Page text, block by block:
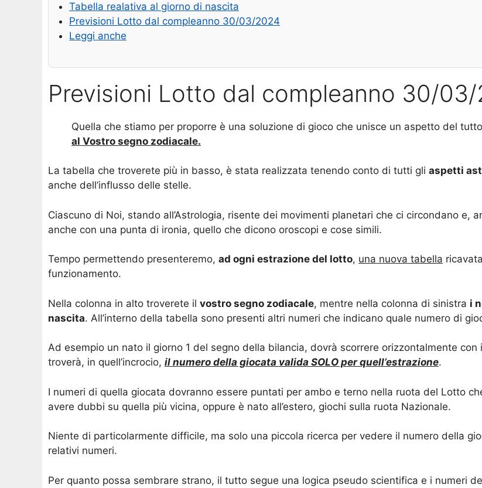
Tabella realativa al giorno di nascita
Previsioni Lotto dal compleanno 30/03/2024
Leggi anche
Previsioni Lotto dal compleanno 30/
Quella che stiamo per proporre è una soluzione di gioco che unisce un aspetto del
al Vostro segno zodiacale.
La tabella che troverete più in basso, è stata realizzata tenendo conto di tutti gli aspetti
anche dell’influsso delle stelle.
Ciascuno di Noi, stando all’Astrologia, risente dei movimenti planetari che ci circondano e,
anche con una punta di ironia, quello che dicono oroscopi e cose simili.
Tempo permettendo presenteremo, ad ogni estrazione del lotto, una nuova tabella
funzionamento.
Nella colonna in alto troverete il vostro segno zodiacale, mentre nella colonna di sinistra i
nascita. All’interno della tabella sono presenti altri numeri che indicano quale numero di
Ad esempio un nato il giorno 1 del segno della bilancia, dovrà scorrere orizzontalmente
troverà, in quell’incrocio, il numero della giocata valida SOLO per quell’estrazione.
I numeri di quella giocata dovranno essere puntati per ambo e terno nella ruota del Lotto
avere dubbi su quella più vicina, oppure è nato all’estero, giochi sulla ruota Nazionale.
Niente di particolarmente difficile, ma solo una piccola ricerca per vedere il numero della
relativi numeri.
Per quanto possa sembrare strano, il tutto segue una logica pseudo scientifica e i numeri